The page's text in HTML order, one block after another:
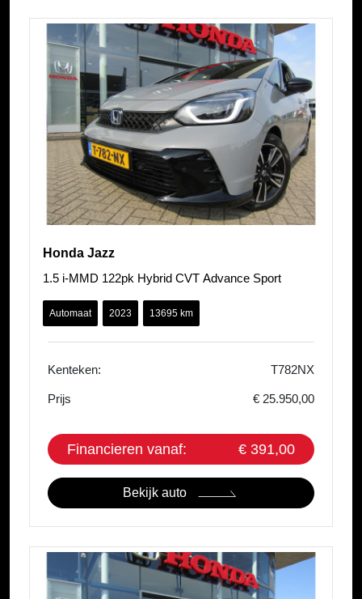
Honda Jazz
1.5 i-MMD 122pk Hybrid CVT Advance Sport
Automaat 2023 13695 km
Kenteken: T782NX
Prijs € 25.950,00
Financieren vanaf: € 391,00
Bekijk auto